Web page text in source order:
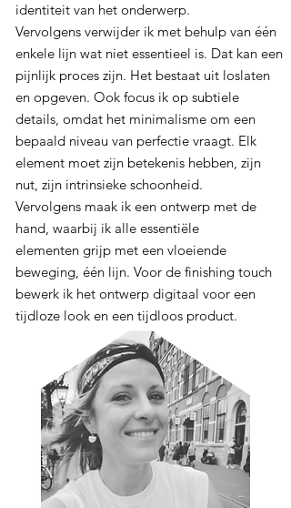
identiteit van het onderwerp.
Vervolgens verwijder ik met behulp van één
enkele lijn wat niet essentieel is. Dat kan een
pijnlijk proces zijn. Het bestaat uit loslaten
en opgeven. Ook focus ik op subtiele
details, omdat het minimalisme om een ​​
bepaald niveau van perfectie vraagt. Elk
element moet zijn betekenis hebben, zijn
nut, zijn intrinsieke schoonheid.
Vervolgens maak ik een ontwerp met de
hand, waarbij ik alle essentiële
elementen grijp met een vloeiende
beweging, één lijn. Voor de finishing touch
bewerk ik het ontwerp digitaal voor een
tijdloze look en een tijdloos product.